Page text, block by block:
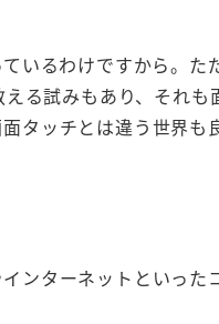
いるわけですから。た
る試みもあり、それも
タッチとは違う世界も
ンターネットといった